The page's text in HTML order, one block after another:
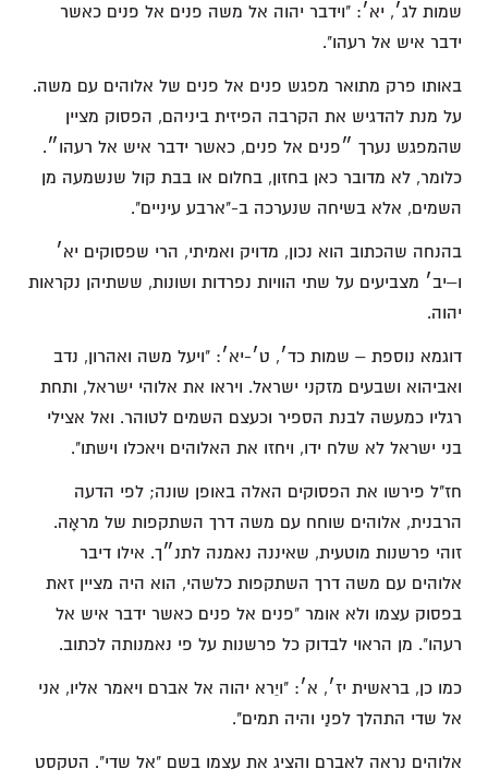
שמות לג׳, יא׳: "וידבר יהוה אל משה פנים אל פנים כאשר
ידבר איש אל רעהו".
באותו פרק מתואר מפגש פנים אל פנים של אלוהים עם משה.
על מנת להדגיש את הקרבה הפיזית ביניהם, הפסוק מציין
שהמפגש נערך ״פנים אל פנים, כאשר ידבר איש אל רעהו״.
כלומר, לא מדובר כאן בחזון, בחלום או בבת קול שנשמעה מן
השמים, אלא בשיחה שנערכה ב-"ארבע עיניים".
בהנחה שהכתוב הוא נכון, מדויק ואמיתי, הרי שפסוקים יא׳
ו–יב׳ מצביעים על שתי הוויות נפרדות ושונות, ששתיהן נקראות
יהוה.
דוגמא נוספת – שמות כד׳, ט׳-יא׳: "ויעל משה ואהרון, נדב
ואביהוא ושבעים מזקני ישראל. ויראו את אלוהי ישראל, ותחת
רגליו כמעשה לבנת הספיר וכעצם השמים לטוהר. ואל אצילי
בני ישראל לא שלח ידו, ויחזו את האלוהים ויאכלו וישתו".
חז"ל פירשו את הפסוקים האלה באופן שונה; לפי הדעה
הרבנית, אלוהים שוחח עם משה דרך השתקפות של מראָה.
זוהי פרשנות מוטעית, שאיננה נאמנה לתנ״ך. אילו דיבר
אלוהים עם משה דרך השתקפות כלשהי, הוא היה מציין זאת
בפסוק עצמו ולא אומר "פנים אל פנים כאשר ידבר איש אל
רעהו". מן הראוי לבדוק כל פרשנות על פי נאמנותה לכתוב.
כמו כן, בראשית יז׳, א׳: "ויֵרא יהוה אל אברם ויאמר אליו, אני
אל שדי התהלך לפנַי והיה תמים".
אלוהים נראה לאברם והציג את עצמו בשם "אל שדי". הטקסט